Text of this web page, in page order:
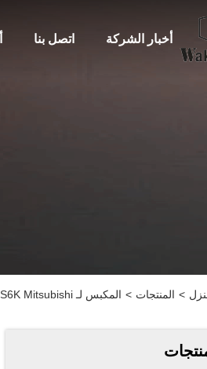
اتصل بنا أخبار الشركة
> المنتجات > المكبس لـ S6K Mitsubishi محرك الحفر أجزاء المكبس OEM 37317-10200